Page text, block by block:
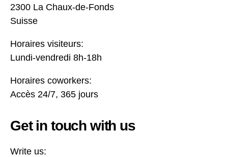
2300 La Chaux-de-Fonds
Suisse
Horaires visiteurs:
Lundi-vendredi 8h-18h
Horaires coworkers:
Accès 24/7, 365 jours
Get in touch with us
Write us: